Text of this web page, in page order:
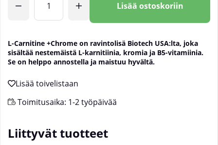
Lisää ostoskoriin
L-Carnitine +Chrome on ravintolisä Biotech USA:lta, joka
sisältää nestemäistä L-karnitiinia, kromia ja B5-vitamiinia.
Se on helppo annostella ja maistuu hyvältä.
Toimitusaika: 1-2 työpäivää
Liittyvät tuotteet